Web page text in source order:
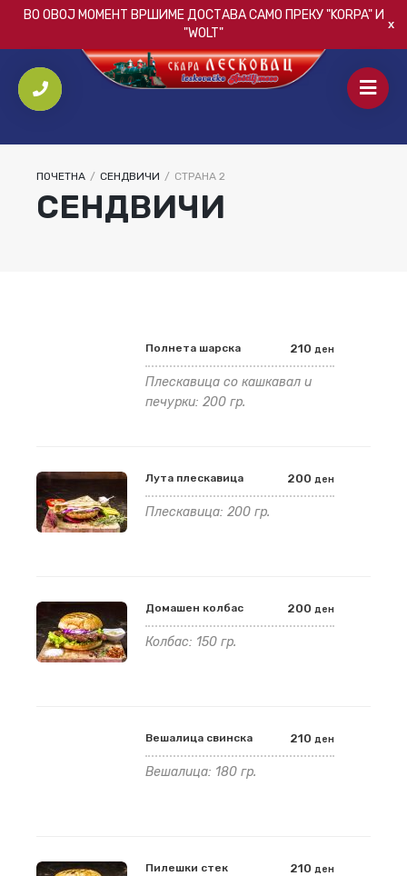
ВО ОВОЈ МОМЕНТ ВРШИМЕ ДОСТАВА САМО ПРЕКУ"KORPA"И
"WOLT"
ПОЧЕТНА / СЕНДВИЧИ / СТРАНА 2
СЕНДВИЧИ
Полнета шарска
Плескавица со кашкавал и
печурки: 200 гр.
210 ден
Лута плескавица
Плескавица: 200 гр.
200 ден
Домашен колбас
Колбас: 150 гр.
200 ден
Вешалица свинска
Вешалица: 180 гр.
210 ден
Пилешки стек 210 ден